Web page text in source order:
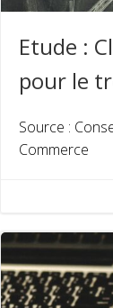
Etude :
pour le
Source :
Commerce